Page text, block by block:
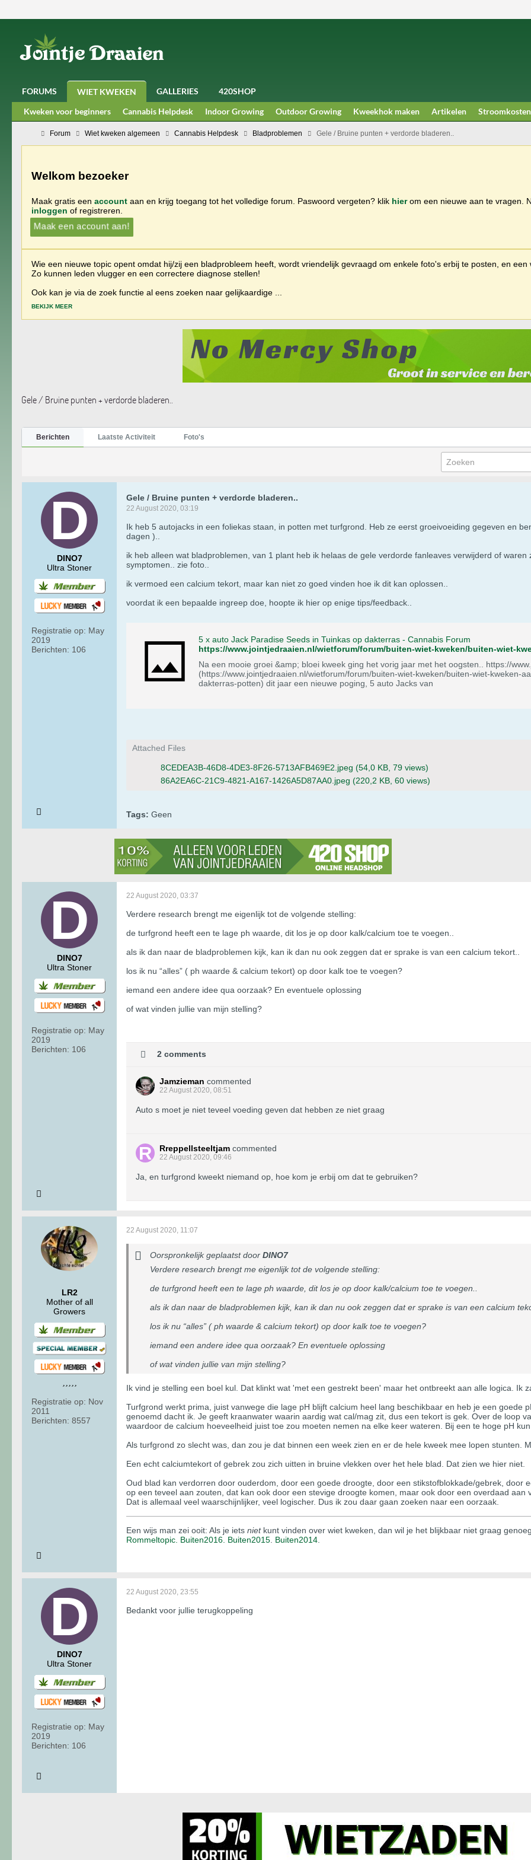
FORUMS WIET KWEKEN GALLERIES
420SHOP
Kweken voor beginners
Cannabis Helpdesk Indoor Growing Outdoor Growing Kweekhok maken Artikelen Stroomkosten
Forum Wiet kweken algemeen Cannabis Helpdesk Bladproblemen Gele / Bruine punten + verdorde bladeren..
Welkom bezoeker
Maak gratis een account aan en krijg toegang tot het volledige forum. Paswoord vergeten? klik hierom een nieuwe aan te vragen.
inloggen of registreren.
Maak een account aan!
Wie een nieuwe topic opent omdat hij/zij een bladprobleem heeft, wordt vriendelijk gevraagd om enkele foto's erbij te posten, en
Zo kunnen leden vlugger en een correctere diagnose stellen!
Ook kan je via de zoek functie al eens zoeken naar gelijkaardige
BEKIJK MEER
Gele / Bruine punten + verdorde bladeren..
Berichten Laatste Activiteit Foto's
DINO7
Ultra Stoner
Registratie op: May
2019
Berichten: 106
Gele / Bruine punten + verdorde bladeren..
22 August 2020, 03:19
Ik heb 5 autojacks in een foliekas staan, in potten met turfgrond. Heb ze eerst groeivoeiding gegeven en
dagen )..
ik heb alleen wat bladproblemen, van 1 plant heb ik helaas de gele verdorde fanleaves verwijderd of
symptomen.. zie foto..
ik vermoed een calcium tekort, maar kan niet zo goed vinden hoe ik dit kan oplossen..
voordat ik een bepaalde ingreep doe, hoopte ik hier op enige tips/feedback..
5 x auto Jack Paradise Seeds in Tuinkas op dakterras - Cannabis Forum
Na een mooie groei &amp; bloei kweek ging het vorig jaar met het oogsten.. https://www.jointjedraaien.nl/wietfo...kterras-potten
(https://www.jointjedraaien.nl/wietforum/forum/buiten-wiet-kweken/buiten-wiet-kweken-
dakterras-potten) dit jaar een nieuwe poging, 5 auto Jacks van
Attached Files
8CEDEA3B-46D8-4DE3-8F26-5713AFB469E2.jpeg (54,0 KB, 79 views)
86A2EA6C-21C9-4821-A167-1426A5D87AA0.jpeg (220,2 KB, 60 views)
Tags: Geen
DINO7
Ultra Stoner
Registratie op: May
2019
Berichten: 106
22 August 2020, 03:37
Verdere research brengt me eigenlijk tot de volgende stelling:
de turfgrond heeft een te lage ph waarde, dit los je op door kalk/calcium toe te voegen..
als ik dan naar de bladproblemen kijk, kan ik dan nu ook zeggen dat er sprake is van een calcium tekort..
los ik nu “alles” ( ph waarde & calcium tekort) op door kalk toe te voegen?
iemand een andere idee qua oorzaak? En eventuele oplossing
of wat vinden jullie van mijn stelling?
2 comments
Jamzieman commented
22 August 2020, 08:51
Auto s moet je niet teveel voeding geven dat hebben ze niet graag
Rreppellsteeltjam commented
22 August 2020, 09:46
Ja, en turfgrond kweekt niemand op, hoe kom je erbij om dat te gebruiken?
LR2
Mother of all
Growers
Registratie op: Nov
2011
Berichten: 8557
22 August 2020, 11:07
Oorspronkelijk geplaatst door DINO7
Verdere research brengt me eigenlijk tot de volgende stelling:
de turfgrond heeft een te lage ph waarde, dit los je op door kalk/calcium toe te voegen..
als ik dan naar de bladproblemen kijk, kan ik dan nu ook zeggen dat er sprake is van een calcium
los ik nu “alles” ( ph waarde & calcium tekort) op door kalk toe te voegen?
iemand een andere idee qua oorzaak? En eventuele oplossing
of wat vinden jullie van mijn stelling?
Ik vind je stelling een boel kul. Dat klinkt wat 'met een gestrekt been' maar het ontbreekt aan alle logica. Ik
Turfgrond werkt prima, juist vanwege die lage pH blijft calcium heel lang beschikbaar en heb je een goede
genoemd dacht ik. Je geeft kraanwater waarin aardig wat cal/mag zit, dus een tekort is gek. Over de loop
waardoor de calcium hoeveelheid juist toe zou moeten nemen na elke keer wateren. Bij een te hoge pH
Als turfgrond zo slecht was, dan zou je dat binnen een week zien en er de hele kweek mee lopen stunten.
Een echt calciumtekort of gebrek zou zich uitten in bruine vlekken over het hele blad. Dat zien we hier niet.
Oud blad kan verdorren door ouderdom, door een goede droogte, door een stikstofblokkade/gebrek, door
op een teveel aan zouten, dat kan ook door een stevige droogte komen, maar ook door een overdaad aan
Dat is allemaal veel waarschijnlijker, veel logischer. Dus ik zou daar gaan zoeken naar een oorzaak.
Een wijs man zei ooit: Als je iets nietkunt vinden over wiet kweken, dan wil je het blijkbaar niet graag
Rommeltopic. Buiten2016. Buiten2015 Buiten2014
DINO7
Ultra Stoner
Registratie op: May
2019
Berichten: 106
22 August 2020, 23:55
Bedankt voor jullie terugkoppeling